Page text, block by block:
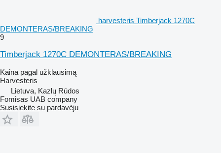
harvesteris Timberjack 1270C
DEMONTERAS/BREAKING
9
Timberjack 1270C DEMONTERAS/BREAKING
Kaina pagal užklausimą
Harvesteris
Lietuva, Kazlų Rūdos
Fomisas UAB company
Susisiekite su pardavėju